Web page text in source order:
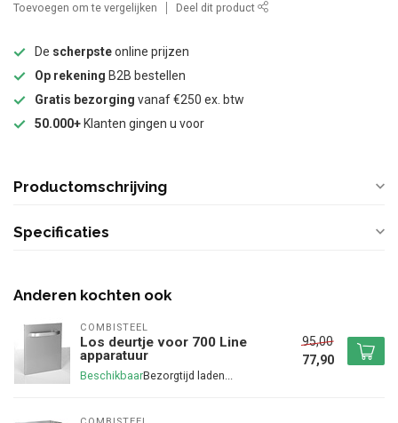
Toevoegen om te vergelijken Deel dit product
De scherpsteonline prijzen
Op rekening B2B bestellen
Gratis bezorging vanaf €250 ex. btw
50.000+ Klanten gingen u voor
Productomschrijving
Specificaties
Anderen kochten ook
COMBISTEEL
Los deurtje voor 700 Line
apparatuur
Beschikbaar
95,00
77,90